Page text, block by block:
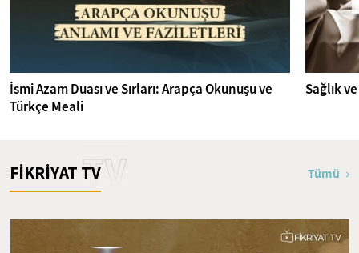
İsmi Azam Duası ve Sırları: Arapça Okunuşu ve
Türkçe Meali
Sağlık
FİKRİYAT TVTV Tümü